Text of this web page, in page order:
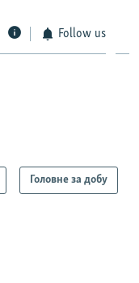
Follow us
Головне за добу